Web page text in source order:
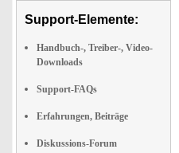
Support-Elemente:
Handbuch-, Treiber-, Video-
Downloads
Support-FAQs
Erfahrungen, Beiträge
Diskussions-Forum